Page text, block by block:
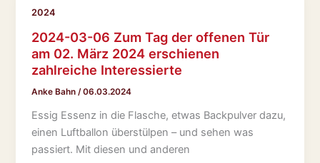
2024
2024-03-06 Zum Tag der offenen Tür
am 02. März 2024 erschienen
zahlreiche Interessierte
Anke Bahn/06.03.2024
Essig Essenz in die Flasche, etwas Backpulver dazu,
einen Luftballon überstülpen – und sehen was
passiert. Mit diesen und anderen